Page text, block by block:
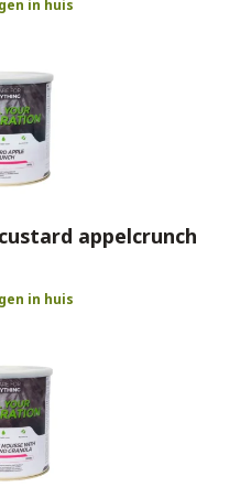
in huis
appelcrunch
in huis